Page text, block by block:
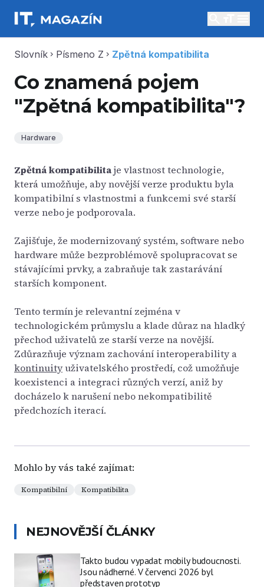
Slovník chevron_right Písmeno Z chevron_right Zpětná kompatibilita
Co znamená pojem
"Zpětná kompatibilita"?
Hardware
Zpětná kompatibilitaje vlastnost technologie,
která umožňuje, aby novější verze produktu byla
kompatibilní s vlastnostmi a funkcemi své starší
verze nebo je podporovala.
Zajišťuje, že modernizovaný systém, software nebo
hardware může bezproblémově spolupracovat se
stávajícími prvky, a zabraňuje tak zastarávání
starších komponent.
Tento termín je relevantní zejména v
technologickém průmyslu a klade důraz na hladký
přechod uživatelů ze starší verze na novější.
Zdůrazňuje význam zachování interoperability a
kontinuityuživatelského prostředí, což umožňuje
koexistenci a integraci různých verzí, aniž by
docházelo k narušení nebo nekompatibilitě
předchozích iterací.
Mohlo by vás také zajímat:
Kompatibilní Kompatibilita
NEJNOVĚJŠÍ ČLÁNKY
Takto budou vypadat mobily budoucnosti.
Jsou nádherné. V červenci 2026 byl
představen prototyp